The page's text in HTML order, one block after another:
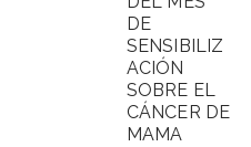
DE
SENSIBILIZ
ACIÓN
SOBRE EL
CÁNCER DE
MAMA